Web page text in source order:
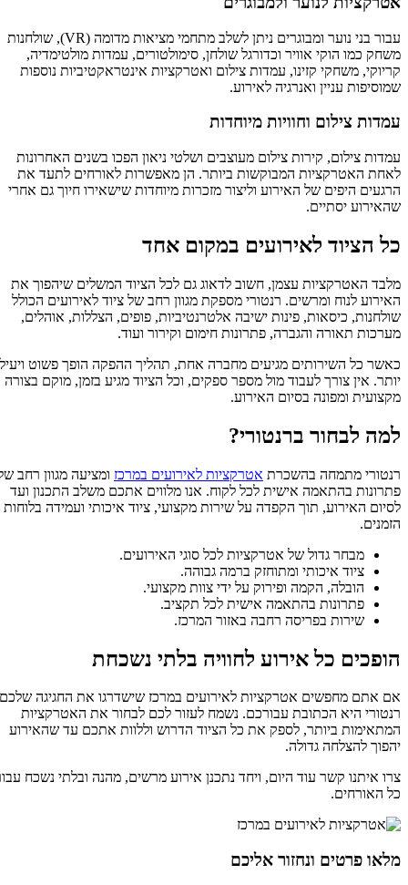
עבור בני נוער ומבוגרים ניתן לשלב מתחמי מציאות מדומה (VR), שולחנות
משחק כמו הוקי אוויר וכדורגל שולחן, סימולטורים, עמדות מולטימדיה,
קריוקי, משחקי קזינו, עמדות צילום ואטרקציות אינטראקטיביות נוספות
שמוסיפות עניין ואנרגיה לאירוע.
עמדות צילום וחוויות מיוחדות
עמדות צילום, קירות צילום מעוצבים ושלטי ניאון הפכו בשנים האחרונות
לאחת האטרקציות המבוקשות ביותר. הן מאפשרות לאורחים לתעד את
הרגעים היפים של האירוע וליצור מזכרות מיוחדות שישאירו חיוך גם אחרי
שהאירוע יסתיים.
כל הציוד לאירועים במקום אחד
מלבד האטרקציות עצמן, חשוב לדאוג גם לכל הציוד המשלים שיהפוך את
האירוע לנוח ומרשים. רנטורי מספקת מגוון רחב של ציוד לאירועים הכולל
שולחנות, כיסאות, פינות ישיבה אלטרנטיביות, פופים, הצללות, אוהלים,
מערכות תאורה והגברה, פתרונות חימום וקירור ועוד.
כאשר כל השירותים מגיעים מחברה אחת, תהליך ההפקה הופך פשוט ויעיל
יותר. אין צורך לעבוד מול מספר ספקים, וכל הציוד מגיע בזמן, מוקם בצורה
מקצועית ומפונה בסיום האירוע.
למה לבחור ברנטורי?
רנטורי מתמחה בהשכרתאטרקציות לאירועים במרכזומציעה מגוון רחב של
פתרונות בהתאמה אישית לכל לקוח. אנו מלווים אתכם משלב התכנון ועד
לסיום האירוע, תוך הקפדה על שירות מקצועי, ציוד איכותי ועמידה בלוחות
הזמנים.
מבחר גדול של אטרקציות לכל סוגי האירועים.
ציוד איכותי ומתוחזק ברמה גבוהה.
הובלה, הקמה ופירוק על ידי צוות מקצועי.
פתרונות בהתאמה אישית לכל תקציב.
שירות בפריסה רחבה באזור המרכז.
הופכים כל אירוע לחוויה בלתי נשכחת
אם אתם מחפשים אטרקציות לאירועים במרכז שישדרגו את החגיגה שלכם,
רנטורי היא הכתובת עבורכם. נשמח לעזור לכם לבחור את האטרקציות
המתאימות ביותר, לספק את כל הציוד הדרוש וללוות אתכם עד שהאירוע
יהפוך להצלחה גדולה.
צרו איתנו קשר עוד היום, ויחד נתכנן אירוע מרשים, מהנה ובלתי נשכח עבור
כל האורחים.
מלאו פרטים ונחזור אליכם